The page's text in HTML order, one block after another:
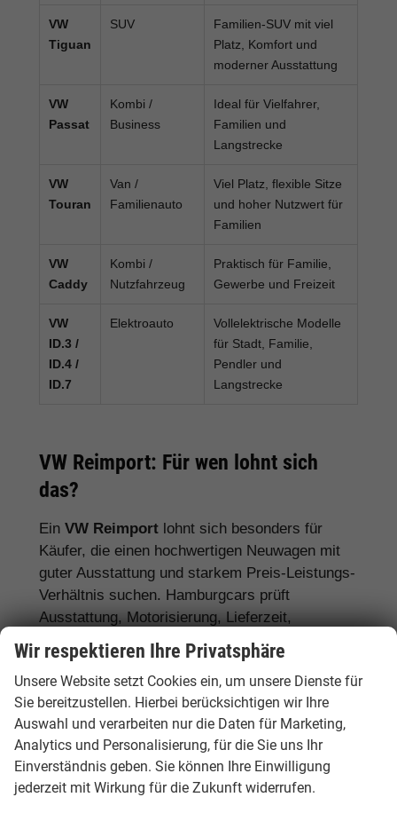
VW
Tiguan
SUV
Familien-SUV mit viel
Platz, Komfort und
moderner Ausstattung
VW
Passat
Kombi /
Business
Ideal für Vielfahrer,
Familien und
Langstrecke
VW
Touran
Van /
Familienauto
Viel Platz, flexible Sitze
und hoher Nutzwert für
Familien
VW
Caddy
Kombi /
Nutzfahrzeug
Praktisch für Familie,
Gewerbe und Freizeit
VW
ID.3 /
ID.4 /
ID.7
Elektroauto
Vollelektrische Modelle
für Stadt, Familie,
Pendler und
Langstrecke
VW Reimport: Für wen lohnt sich
das?
Ein VW Reimport lohnt sich besonders für
Käufer, die einen hochwertigen Neuwagen mit
guter Ausstattung und starkem Preis-Leistungs-
Verhältnis suchen. Hamburgcars prüft
Ausstattung, Motorisierung, Lieferzeit,
Garantiebedingungen und Fahrzeugdetails
transparent vor dem Kauf.
Für Stadtfahrer:VW Polo, VW Golf, VW
ID.3
Für Familien: VW Tiguan, VW Passat
Variant, VW Touran, VW Caddy
Wir respektieren Ihre Privatsphäre
Unsere Website setzt Cookies ein, um unsere Dienste für
Sie bereitzustellen. Hierbei berücksichtigen wir Ihre
Auswahl und verarbeiten nur die Daten für Marketing,
Analytics und Personalisierung, für die Sie uns Ihr
Einverständnis geben. Sie können Ihre Einwilligung
jederzeit mit Wirkung für die Zukunft widerrufen.